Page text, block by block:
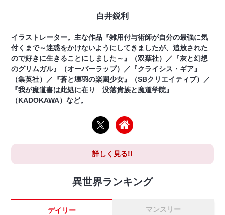
白井鋭利
イラストレーター。主な作品『雑用付与術師が自分の最強に気
付くまで～迷惑をかけないようにしてきましたが、追放された
ので好きに生きることにしました～』（双葉社）／『灰と幻想
のグリムガル』（オーバーラップ）／『クライシス・ギア』
（集英社）／『蒼と壊羽の楽園少女』（SBクリエイティブ）／
『我が魔道書は此処に在り 没落貴族と魔道学院』
（KADOKAWA）など。
詳しく見る!!
異世界ランキング
デイリー マンスリー